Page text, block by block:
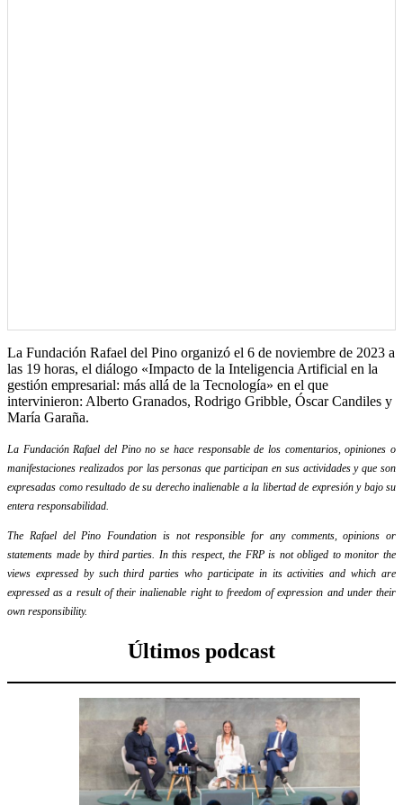
La Fundación Rafael del Pino organizó el 6 de noviembre de 2023 a
las 19 horas, el diálogo «Impacto de la Inteligencia Artificial en la
gestión empresarial: más allá de la Tecnología» en el que
intervinieron: Alberto Granados, Rodrigo Gribble, Óscar Candiles y
María Garaña.
La Fundación Rafael del Pino no se hace responsable de los comentarios, opiniones o
manifestaciones realizados por las personas que participan en sus actividades y que son
expresadas como resultado de su derecho inalienable a la libertad de expresión y bajo su
entera responsabilidad.
The Rafael del Pino Foundation is not responsible for any comments, opinions or
statements made by third parties. In this respect, the FRP is not obliged to monitor the
views expressed by such third parties who participate in its activities and which are
expressed as a result of their inalienable right to freedom of expression and under their
own responsibility.
Últimos podcast